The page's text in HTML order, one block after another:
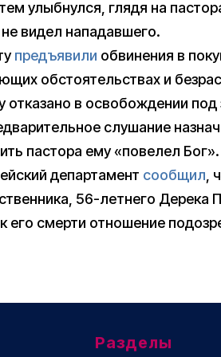
улыбнулся, глядя на
не видел нападавшего.
предъявили обвинения в
обстоятельствах и
отказано в освобождении
слушание
пастора ему «повелел Бог».
департамент сообщил,
56-летнего Дерека
его смерти отношение
Разделы